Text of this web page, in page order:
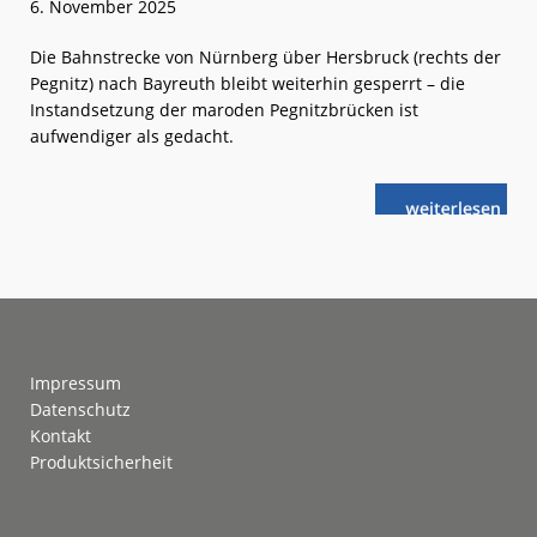
6. November 2025
Die Bahnstrecke von Nürnberg über Hersbruck (rechts der
Pegnitz) nach Bayreuth bleibt weiterhin gesperrt – die
Instandsetzung der maroden Pegnitzbrücken ist
aufwendiger als gedacht.
weiterlese
nNürnberg –
Impressum
Datenschutz
Kontakt
Produktsicherheit